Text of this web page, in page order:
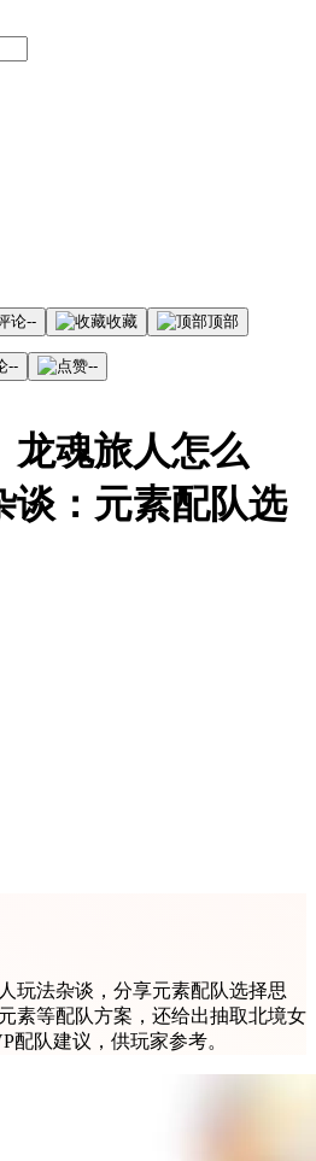
-- 收藏 顶部
-- --
龙魂旅人怎么
谈：元素配队选
玩法杂谈，分享元素配队选择思
素等配队方案，还给出抽取北境女
配队建议，供玩家参考。